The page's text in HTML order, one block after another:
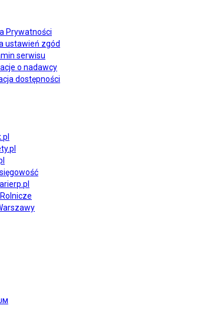
Prywatności
ustawień zgód
serwisu
o nadawcy
dostępności